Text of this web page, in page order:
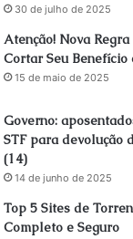
30 de julho de 2025
Atenção! Nova
Cortar Seu Benefício
15 de maio de 2025
Governo:
STF para devolução
(14)
14 de junho de 2025
Top 5 Sites de
Completo e Seguro